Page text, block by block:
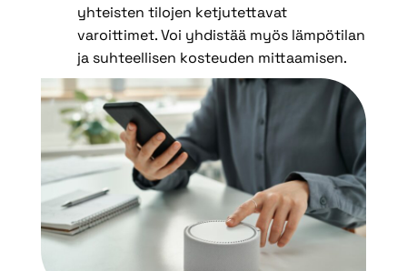
yhteisten tilojen ketjutettavat
varoittimet. Voi yhdistää myös lämpötilan
ja suhteellisen kosteuden mittaamisen.